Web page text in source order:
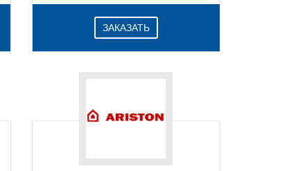
ЗАКАЗАТЬ